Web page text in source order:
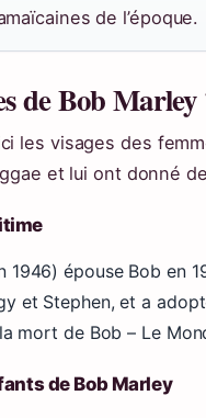
de l’époque.
de Bob Marley
les visages des
et lui ont donné
1946) épouse Bob en
et Stephen, et a
mort de Bob – Le
de Bob Marley